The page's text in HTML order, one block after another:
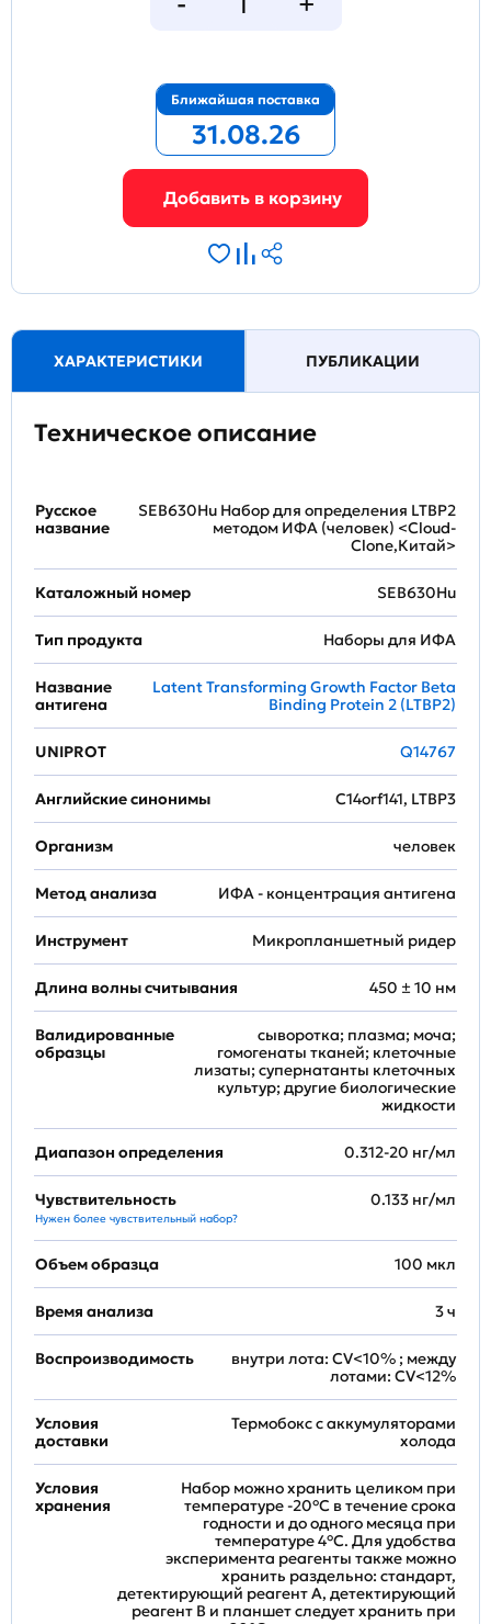
Ближайшая поставка
31.08.26
ХАРАКТЕРИСТИКИ ПУБЛИКАЦИИ
Техническое описание
Русское
название
SEB630Hu Набор для определения LTBP2
методом ИФА (человек) <Cloud-
Clone,Китай>
Каталожный номер SEB630Hu
Тип продукта Наборы для ИФА
Название
антигена
Latent Transforming Growth Factor Beta
Binding Protein 2 (LTBP2)
UNIPROT Q14767
Английские синонимы C14orf141, LTBP3
Организм человек
Метод анализа ИФА - концентрация антигена
Инструмент Микропланшетный ридер
Длина волны считывания 450 ± 10 нм
Валидированные
образцы
сыворотка; плазма; моча;
гомогенаты тканей; клеточные
лизаты; супернатанты клеточных
культур; другие биологические
жидкости
Диапазон определения 0.312-20 нг/мл
Чувствительность
Нужен более чувствительный набор?
0.133 нг/мл
Объем образца 100 мкл
Время анализа 3 ч
Воспроизводимость
внутри лота: CV<10% ; между
лотами: CV<12%
Условия
доставки
Термобокс с аккумуляторами
холода
Условия
хранения
Набор можно хранить целиком при
температуре -20°C в течение срока
годности и до одного месяца при
температуре 4°C. Для удобства
эксперимента реагенты также можно
хранить раздельно: стандарт,
детектирующий реагент A, детектирующий
реагент B и планшет следует хранить при